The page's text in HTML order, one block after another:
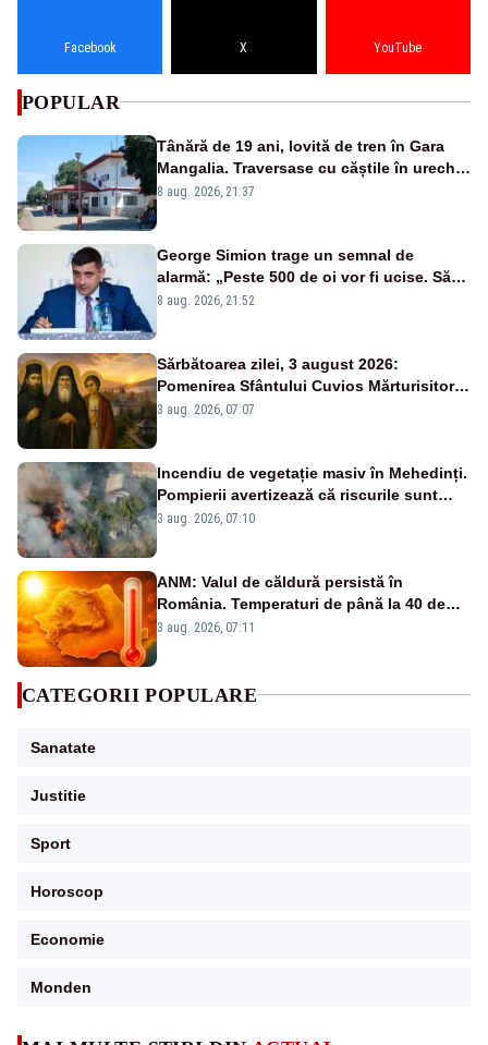
Facebook X YouTube
POPULAR
Tânără de 19 ani, lovită de tren în Gara
Mangalia. Traversase cu căștile în urechi
liniile printr-un loc nepermis
8 aug. 2026, 21:37
George Simion trage un semnal de
alarmă: „Peste 500 de oi vor fi ucise. Să
vedem dacă ciobanii vor fi despăgubiți”
8 aug. 2026, 21:52
Sărbătoarea zilei, 3 august 2026:
Pomenirea Sfântului Cuvios Mărturisitor
Iraclie din Basarabia
3 aug. 2026, 07:07
Incendiu de vegetație masiv în Mehedinți.
Pompierii avertizează că riscurile sunt
uriașe – VIDEO
3 aug. 2026, 07:10
ANM: Valul de căldură persistă în
România. Temperaturi de până la 40 de
grade și nopți tropicale în mai multe
3 aug. 2026, 07:11
CATEGORII POPULARE
Sanatate
Justitie
Sport
Horoscop
Economie
Monden